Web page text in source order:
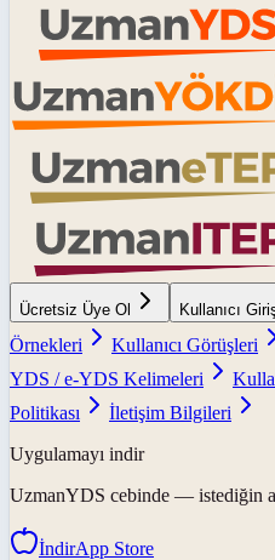
Ücretsiz Üye Ol Kullanıcı
Örnekleri
Kullanıcı Görüşleri
YDS / e-YDS Kelimeleri
Politikası
İletişim Bilgileri
Uygulamayı indir
UzmanYDS cebinde — istediğin
İndirApp Store